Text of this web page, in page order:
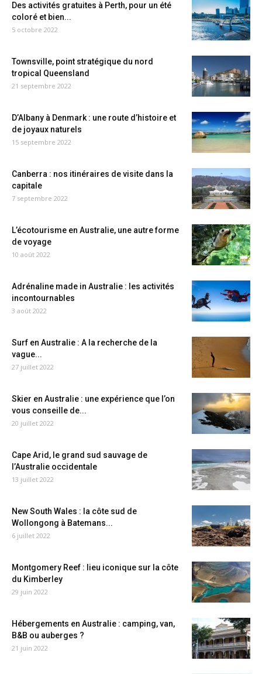
Des activités gratuites à Perth, pour un été
coloré et bien...
5 octobre 2022
Townsville, point stratégique du nord
tropical Queensland
21 septembre 2022
D’Albany à Denmark : une route d’histoire et
de joyaux naturels
15 septembre 2022
Canberra : nos itinéraires de visite dans la
capitale
7 septembre 2022
L’écotourisme en Australie, une autre forme
de voyage
10 août 2022
Adrénaline made in Australie : les activités
incontournables
3 août 2022
Surf en Australie : A la recherche de la
vague...
27 juillet 2022
Skier en Australie : une expérience que l’on
vous conseille de...
20 juillet 2022
Cape Arid, le grand sud sauvage de
l’Australie occidentale
13 juillet 2022
New South Wales : la côte sud de
Wollongong à Batemans...
6 juillet 2022
Montgomery Reef : lieu iconique sur la côte
du Kimberley
29 juin 2022
Hébergements en Australie : camping, van,
B&B ou auberges ?
21 juin 2022